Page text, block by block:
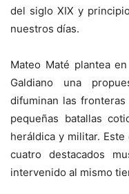
del siglo XIX y
nuestros días.
Mateo Maté plantea
Galdiano una
difuminan las
pequeñas batallas
heráldica y militar.
cuatro destacados
intervenido al mismo